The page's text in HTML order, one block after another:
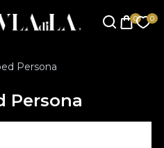
Persona
Persona